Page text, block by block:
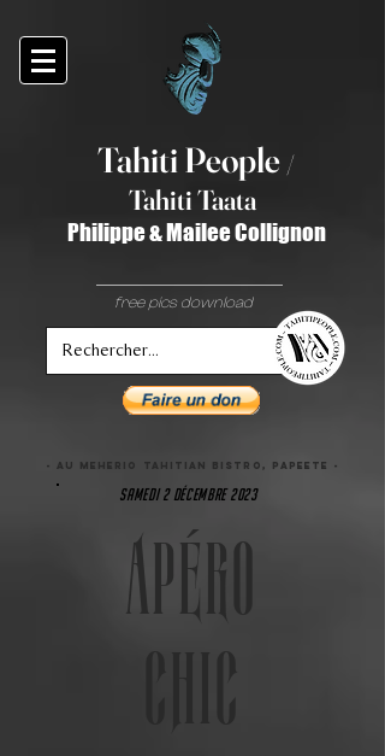
Tahiti People /
Tahiti Taata
Philippe & Mailee Collignon
free pics download
- AU meherio tahitian bistro, papeete -
samedi 2 décembre 2023
APÉRO
CHIC